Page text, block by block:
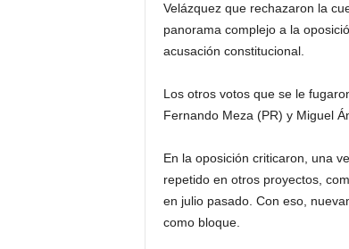
Velázquez que rechazaron la
panorama complejo a la
acusación constitucional.
Los otros votos que se le
Fernando Meza (PR) y Miguel
En la oposición criticaron, una
repetido en otros proyectos,
en julio pasado. Con eso,
como bloque.